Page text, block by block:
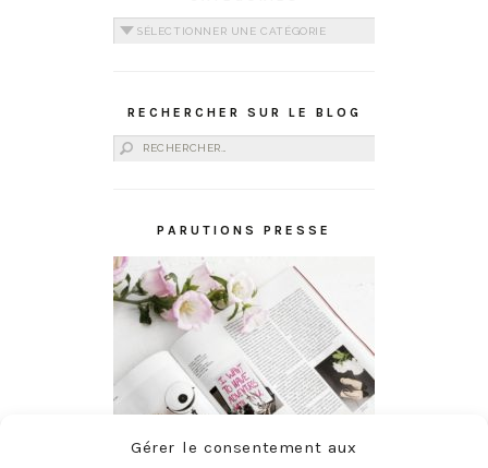
Gérer le consentement aux
Catégories
RECHERCHER SUR LE BLOG
Rechercher :
PARUTIONS PRESSE